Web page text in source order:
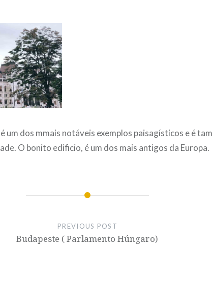
um dos mmais notáveis exemplos paisagísticos e é
O bonito edificio, é um dos mais antigos da Europa.
PREVIOUS POST
Budapeste ( Parlamento Húngaro)